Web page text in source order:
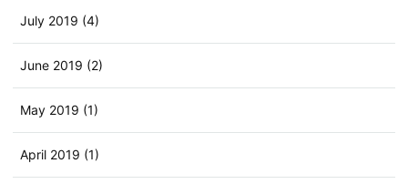
July 2019 (4)
June 2019 (2)
May 2019 (1)
April 2019 (1)